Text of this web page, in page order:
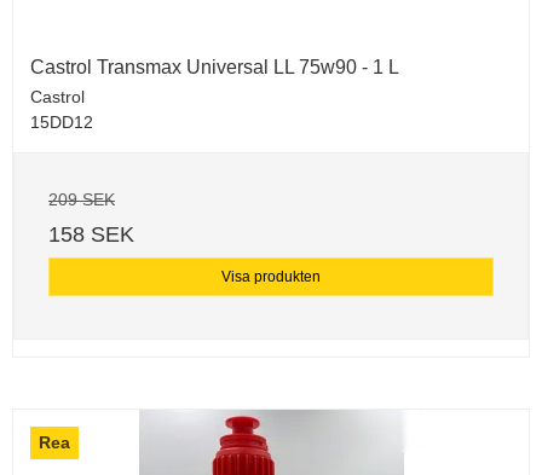
Castrol Transmax Universal LL 75w90 - 1 L
Castrol
15DD12
209 SEK
158 SEK
Visa produkten
Rea